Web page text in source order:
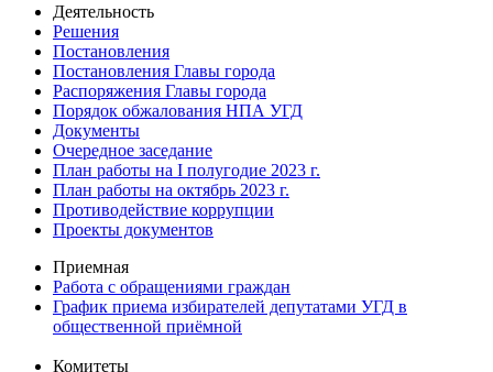
Деятельность
Решения
Постановления
Постановления Главы города
Распоряжения Главы города
Порядок обжалования НПА УГД
Документы
Очередное заседание
План работы на I полугодие 2023 г.
План работы на октябрь 2023 г.
Противодействие коррупции
Проекты документов
Приемная
Работа с обращениями граждан
График приема избирателей депутатами УГД в
общественной приёмной
Комитеты